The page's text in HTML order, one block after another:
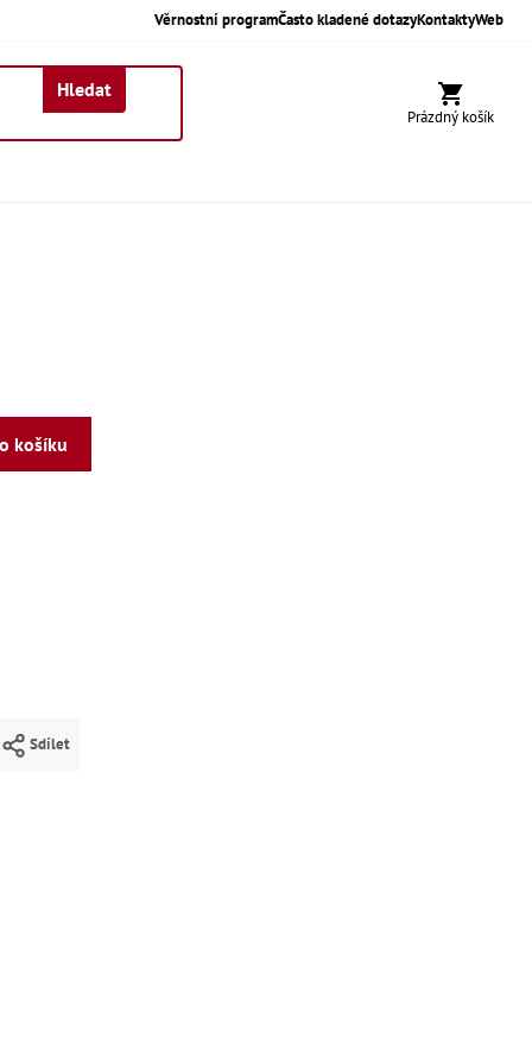
Věrnostní programČasto kladené dotazyKontaktyWeb
Hledat
Nákupní
Prázdný košík
košíku
Sdílet